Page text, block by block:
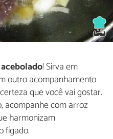
! Sirva em
outro acompanhamento
que você vai gostar.
acompanhe com arroz
harmonizam
fígado.